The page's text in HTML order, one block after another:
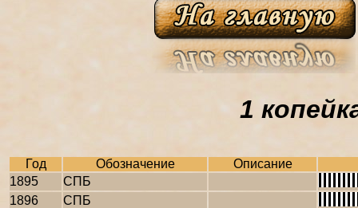
1
Год Обозначение
Описание
1895
СПБ
1896
СПБ